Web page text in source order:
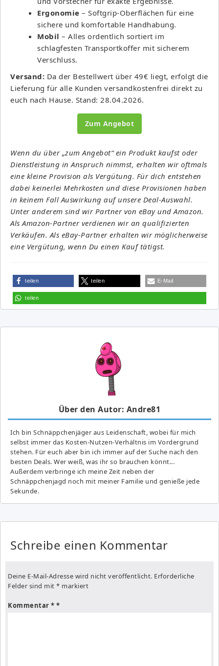
Ergonomie – Softgrip-Oberflächen für eine
sichere und komfortable Handhabung.
Mobil – Alles ordentlich sortiert im
schlagfesten Transportkoffer mit sicherem
Verschluss.
Versand: Da der Bestellwert über 49€ liegt, erfolgt die
Lieferung für alle Kunden versandkostenfrei direkt zu
euch nach Hause. Stand: 28.04.2026.
Zum Angebot
Wenn du über „zum Angebot“ ein Produkt kaufst oder
Dienstleistung in Anspruch nimmst, erhalten wir oftmals
eine kleine Provision als Vergütung. Für dich entstehen
dabei keinerlei Mehrkosten und diese Provisionen haben
in keinem Fall Auswirkung auf unsere Deal-Auswahl.
Unter anderem sind wir Partner von eBay und Amazon.
Als Amazon-Partner verdienen wir an qualifizierten
Verkäufen. Als eBay-Partner erhalten wir möglicherweise
eine Vergütung, wenn Du einen Kauf tätigst.
teilen teilen E-Mail
teilen
Über den Autor: Andre81
Ich bin Schnäppchenjäger aus Leidenschaft, wobei für mich
selbst immer das Kosten-Nutzen-Verhältnis im Vordergrund
stehen. Für euch aber bin ich immer auf der Suche nach den
besten Deals. Wer weiß, was ihr so brauchen könnt...
Außerdem verbringe ich meine Zeit neben der
Schnäppchenjagd noch mit meiner Familie und genieße jede
Sekunde.
Schreibe einen Kommentar
Deine E-Mail-Adresse wird nicht veröffentlicht. Erforderliche
Felder sind mit * markiert
Kommentar *